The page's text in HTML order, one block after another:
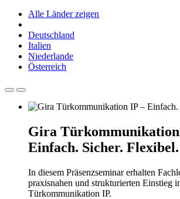
Alle Länder zeigen
Deutschland
Italien
Niederlande
Österreich
Gira
Einfach. Sicher. Flexibel.
In diesem Präsenzseminar erhalten
praxisnahen und strukturierten Einstieg
Türkommunikation IP.